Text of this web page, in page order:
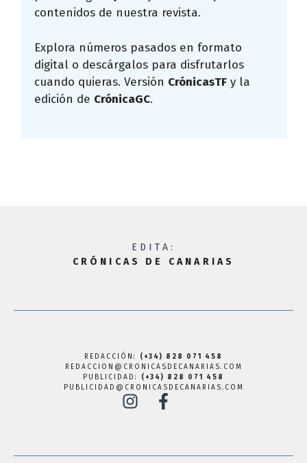
contenidos de nuestra revista.
Explora números pasados en formato
digital o descárgalos para disfrutarlos
cuando quieras. Versión CrónicasTF y la
edición de CrónicaGC.
EDITA:
CRÓNICAS DE CANARIAS
REDACCIÓN: (+34) 828 071 458
REDACCION@CRONICASDECANARIAS.COM
PUBLICIDAD: (+34) 828 071 458
PUBLICIDAD@CRONICASDECANARIAS.COM